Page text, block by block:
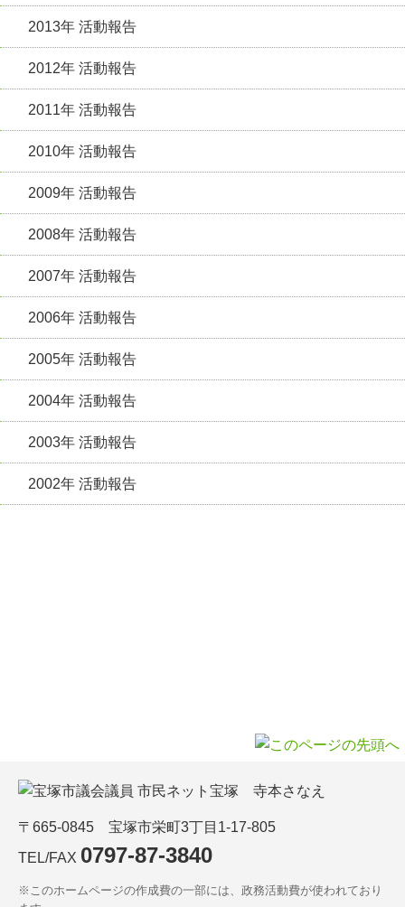
2013年 活動報告
2012年 活動報告
2011年 活動報告
2010年 活動報告
2009年 活動報告
2008年 活動報告
2007年 活動報告
2006年 活動報告
2005年 活動報告
2004年 活動報告
2003年 活動報告
2002年 活動報告
〒665-0845 宝塚市栄町3丁目1-17-805
TEL/FAX 0797-87-3840
※このホームページの作成費の一部には、政務活動費が使われており